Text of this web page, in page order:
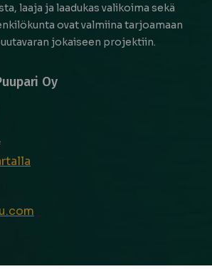
laaja ja laadukas valikoima sekä
ovat valmiina tarjoamaan
jokaiseen projektiin.
Oy